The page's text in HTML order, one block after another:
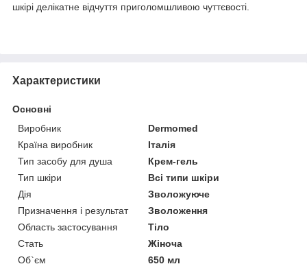
шкірі делікатне відчуття приголомшливою чуттєвості.
Характеристики
Основні
Виробник
Dermomed
Країна виробник
Італія
Тип засобу для душа
Крем-гель
Тип шкіри
Всі типи шкіри
Дія
Зволожуюче
Призначення і результат
Зволоження
Область застосування
Тіло
Стать
Жіноча
Об`єм
650 мл